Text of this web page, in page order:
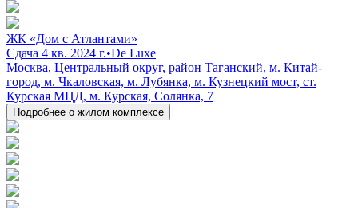
ЖК «Дом с Атлантами»
Сдача 4 кв. 2024 г.•De Luxe
Москва, Центральный округ, район Таганский, м. Китай-
город, м. Чкаловская, м. Лубянка, м. Кузнецкий мост, ст.
Курская МЦД, м. Курская, Солянка, 7
Подробнее о жилом комплексе